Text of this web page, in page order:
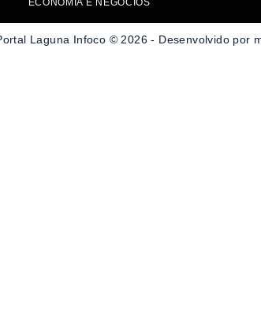
Laguna Infoco © 2026 - Desenvolvido por